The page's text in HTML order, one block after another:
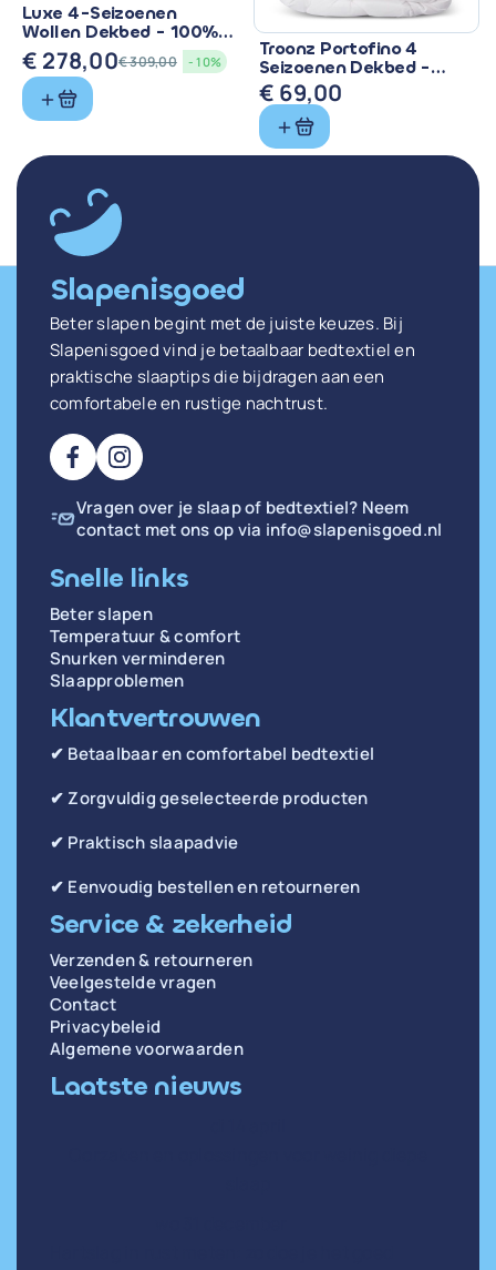
Luxe 4-Seizoenen
Wollen Dekbed - 100%
Zuiver Scheerwol
€309,00
Oorspronkelijke
prijs
€ 309,00.
€ 278,00
Huidige
prijs
€ 278,00.
- 10%
Troonz Portofino 4
Seizoenen Dekbed -
Comfort voor Elk
Seizoen
€ 69,00
Slapenisgoed
Beter slapen begint met de juiste keuzes. Bij
Slapenisgoed vind je betaalbaar bedtextiel en
praktische slaaptips die bijdragen aan een
comfortabele en rustige nachtrust.
Vragen over je slaap of bedtextiel? Neem
contact met ons op via info@slapenisgoed.nl
Snelle links
Beter slapen
Temperatuur & comfort
Snurken verminderen
Slaapproblemen
Klantvertrouwen
✔ Betaalbaar en comfortabel bedtextiel
✔ Zorgvuldig geselecteerde producten
✔ Praktisch slaapadvie
✔ Eenvoudig bestellen en retourneren
Service & zekerheid
Verzenden & retourneren
Veelgestelde vragen
Contact
Privacybeleid
Algemene voorwaarden
Laatste nieuws